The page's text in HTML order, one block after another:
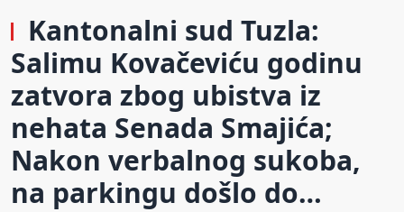
Kantonalni sud Tuzla:
Salimu Kovačeviću godinu
zatvora zbog ubistva iz
nehata Senada Smajića;
Nakon verbalnog sukoba,
na parkingu došlo do…